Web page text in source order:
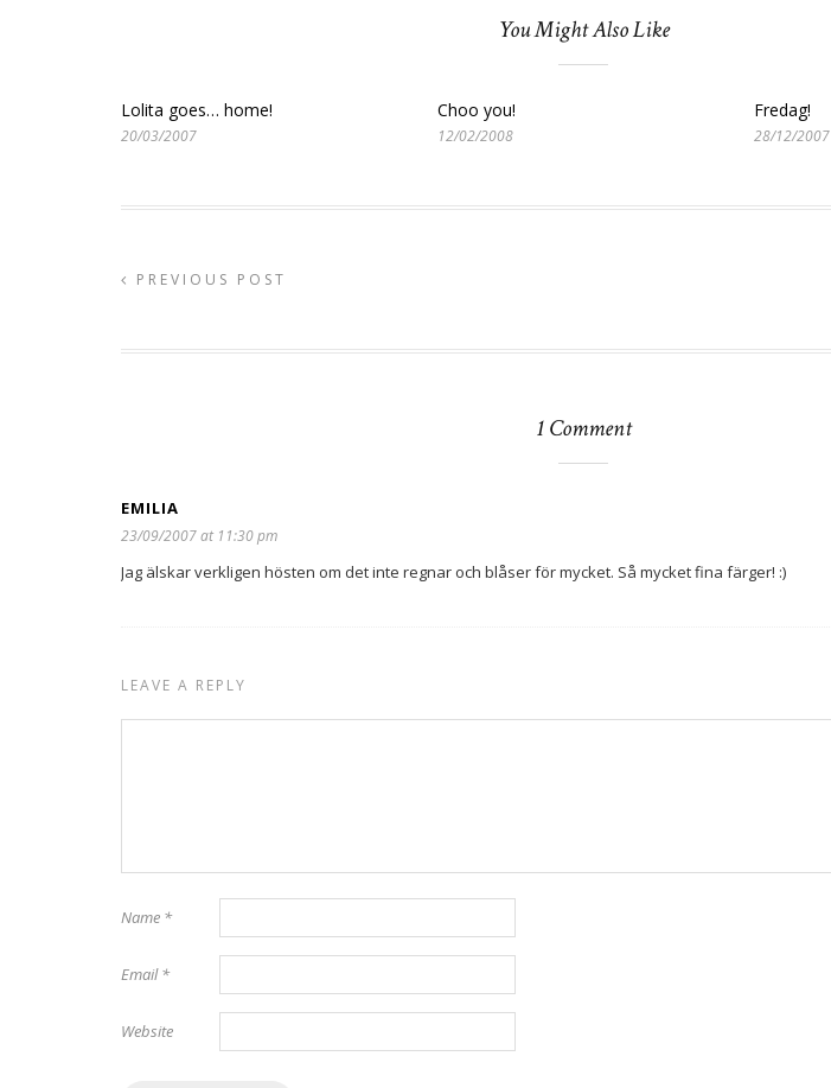
You Might Also Like
Lolita goes… home!
20/03/2007
Choo you!
12/02/2008
Fredag!
28/12/2007
PREVIOUS POST
1 Comment
EMILIA
23/09/2007 at 11:30 pm
Jag älskar verkligen hösten om det inte regnar och blåser för mycket. Så mycket fina färger! :)
LEAVE A REPLY
Name *
Email*
Website